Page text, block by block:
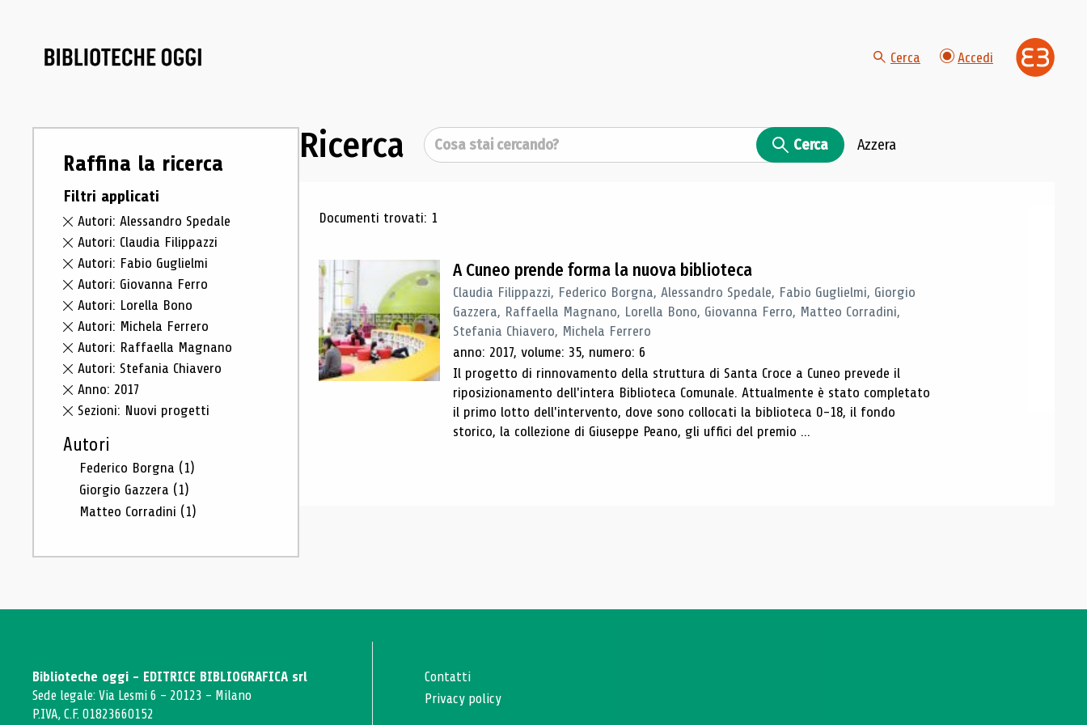
Cerca Accedi
Raffina la ricerca
Filtri applicati
Autori: Alessandro Spedale
Autori: Claudia Filippazzi
Autori: Fabio Guglielmi
Autori: Giovanna Ferro
Autori: Lorella Bono
Autori: Michela Ferrero
Autori: Raffaella Magnano
Autori: Stefania Chiavero
Anno: 2017
Sezioni: Nuovi progetti
Autori
Federico Borgna (1)
Giorgio Gazzera (1)
Matteo Corradini (1)
Ricerca Cerca Cerca Azzera
Risultati di ricerca
Documenti trovati: 1
A Cuneo prende forma la nuova biblioteca
Claudia Filippazzi, Federico Borgna, Alessandro Spedale, Fabio Guglielmi, Giorgio
Gazzera, Raffaella Magnano, Lorella Bono, Giovanna Ferro, Matteo Corradini,
Stefania Chiavero, Michela Ferrero
anno: 2017, volume: 35, numero: 6
Il progetto di rinnovamento della struttura di Santa Croce a Cuneo prevede il
riposizionamento dell'intera Biblioteca Comunale. Attualmente è stato completato
il primo lotto dell'intervento, dove sono collocati la biblioteca 0-18, il fondo
storico, la collezione di Giuseppe Peano, gli uffici del premio ...
Biblioteche oggi - EDITRICE BIBLIOGRAFICA srl
Sede legale: Via Lesmi 6 - 20123 - Milano
P.IVA, C.F. 01823660152
Contatti
Privacy policy